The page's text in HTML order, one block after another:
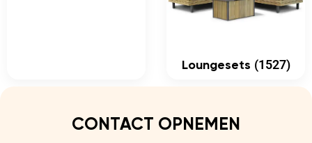
Loungesets (1527)
CONTACT OPNEMEN